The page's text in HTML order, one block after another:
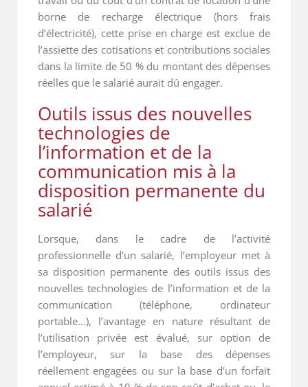
borne de recharge électrique (hors frais
d’électricité), cette prise en charge est exclue de
l’assiette des cotisations et contributions sociales
dans la limite de 50 % du montant des dépenses
réelles que le salarié aurait dû engager.
Outils issus des nouvelles
technologies de
l’information et de la
communication mis à la
disposition permanente du
salarié
Lorsque, dans le cadre de l’activité
professionnelle d’un salarié, l’employeur met à
sa disposition permanente des outils issus des
nouvelles technologies de l’information et de la
communication (téléphone, ordinateur
portable…), l’avantage en nature résultant de
l’utilisation privée est évalué, sur option de
l’employeur, sur la base des dépenses
réellement engagées ou sur la base d’un forfait